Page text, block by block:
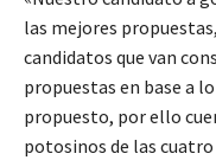
las mejores
candidatos que van
propuestas en base a
propuesto, por ello
potosinos de las